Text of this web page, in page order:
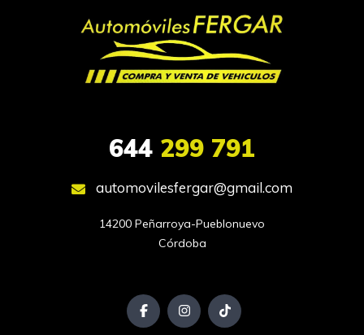
644 299 791
automovilesfergar@gmail.com
14200 Peñarroya-Pueblonuevo
Córdoba